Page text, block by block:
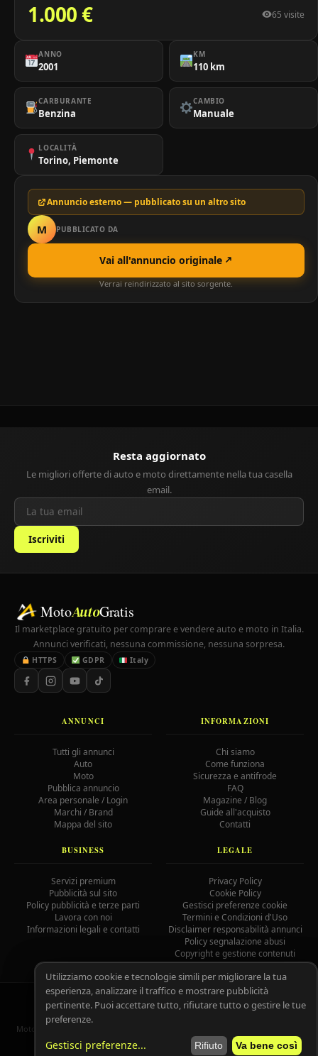
1.000 € 65 visite
ANNO
2001
KM
110 km
CARBURANTE
Benzina
CAMBIO
Manuale
LOCALITÀ
Torino, Piemonte
Annuncio esterno — pubblicato su un altro sito
M PUBBLICATO DA
Vai all'annuncio originale
Verrai reindirizzato al sito sorgente.
Resta aggiornato
Le migliori offerte di auto e moto direttamente nella tua casella
email.
Iscriviti
MotoAutoGratis
Il marketplace gratuito per comprare e vendere auto e moto in Italia.
Annunci verificati, nessuna commissione, nessuna sorpresa.
HTTPS GDPR Italy
ANNUNCI
Tutti gli annunci
Auto
Moto
Pubblica annuncio
Area personale / Login
Marchi / Brand
Mappa del sito
INFORMAZIONI
Chi siamo
Come funziona
Sicurezza e antifrode
FAQ
Magazine / Blog
Guide all'acquisto
Contatti
BUSINESS
Servizi premium
Pubblicità sul sito
Policy pubblicità e terze parti
Lavora con noi
Informazioni legali e contatti
LEGALE
Privacy Policy
Cookie Policy
Gestisci preferenze cookie
Termini e Condizioni d'Uso
Disclaimer responsabilità annunci
Policy segnalazione abusi
Copyright e gestione contenuti
© 2026 MotoAutoGratis.it — Tutti i diritti riservati — IOCOSGC
MotoAutoGratis non è responsabile per il contenuto degli annunci pubblicati
dagli utenti registrati.
Leggi il disclaimer completo.
Utilizziamo cookie e tecnologie simili per migliorare la tua
esperienza, analizzare il traffico e mostrare pubblicità
pertinente. Puoi accettare tutto, rifiutare tutto o gestire le tue
preferenze.
Gestisci preferenze... Rifiuto Va bene così